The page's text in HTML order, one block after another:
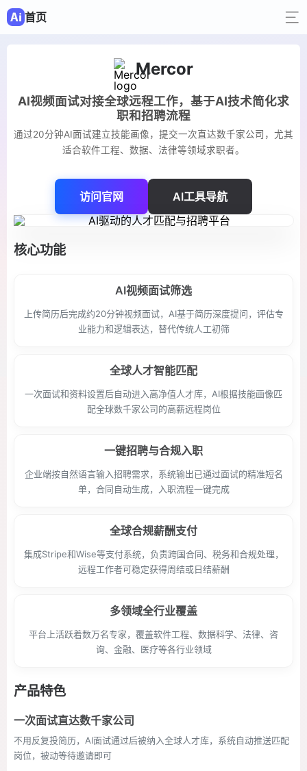
首页
Mercor
AI视频面试对接全球远程工作，基于AI技术简化求
职和招聘流程
通过20分钟AI面试建立技能画像，提交一次直达数千家公司，尤其
适合软件工程、数据、法律等领域求职者。
访问官网 AI工具导航
核心功能
AI视频面试筛选
上传简历后完成约20分钟视频面试，AI基于简历深度提问，评估专
业能力和逻辑表达，替代传统人工初筛
全球人才智能匹配
一次面试和资料设置后自动进入高净值人才库，AI根据技能画像匹
配全球数千家公司的高薪远程岗位
一键招聘与合规入职
企业端按自然语言输入招聘需求，系统输出已通过面试的精准短名
单，合同自动生成，入职流程一键完成
全球合规薪酬支付
集成Stripe和Wise等支付系统，负责跨国合同、税务和合规处理，
远程工作者可稳定获得周结或日结薪酬
多领域全行业覆盖
平台上活跃着数万名专家，覆盖软件工程、数据科学、法律、咨
询、金融、医疗等各行业领域
产品特色
一次面试直达数千家公司
不用反复投简历，AI面试通过后被纳入全球人才库，系统自动推送匹配
岗位，被动等待邀请即可